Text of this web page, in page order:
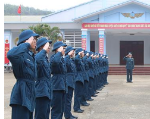
huấn luyện bay sôi động của Không quân